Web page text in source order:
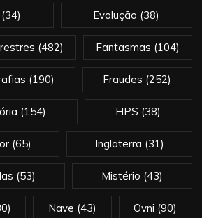
(34) Evolução (38)
(482) Fantasmas (104)
(190) Fraudes (252)
(154) HPS (38)
(65) Inglaterra (31)
(53) Mistério (43)
Nave (43) Ovni (90)